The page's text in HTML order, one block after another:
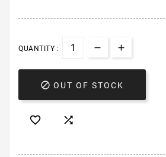
QUANTITY :
 OUT OF STOCK
 